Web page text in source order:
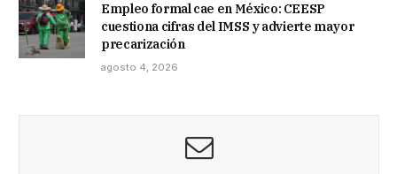
Empleo formal cae en México: CEESP
cuestiona cifras del IMSS y advierte mayor
precarización
agosto 4, 2026